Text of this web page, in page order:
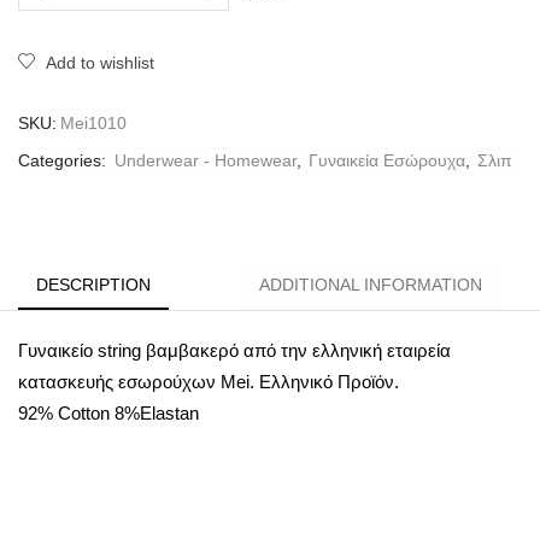
Add to wishlist
SKU: Mei1010
Categories: Underwear - Homewear, Γυναικεία Εσώρουχα Σλιπ
DESCRIPTION ADDITIONAL INFORMATION
Γυναικείο string βαμβακερό από την ελληνική εταιρεία
κατασκευής εσωρούχων Mei. Ελληνικό Προϊόν.
92% Cotton 8%Elastan